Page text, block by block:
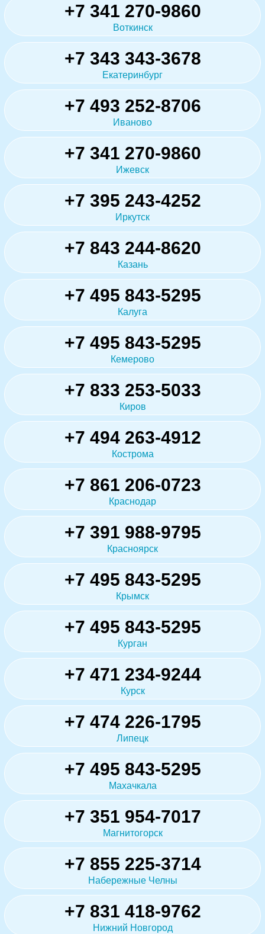
+7 341 270-9860
Воткинск
+7 343 343-3678
Екатеринбург
+7 493 252-8706
Иваново
+7 341 270-9860
Ижевск
+7 395 243-4252
Иркутск
+7 843 244-8620
Казань
+7 495 843-5295
Калуга
+7 495 843-5295
Кемерово
+7 833 253-5033
Киров
+7 494 263-4912
Кострома
+7 861 206-0723
Краснодар
+7 391 988-9795
Красноярск
+7 495 843-5295
Крымск
+7 495 843-5295
Курган
+7 471 234-9244
Курск
+7 474 226-1795
Липецк
+7 495 843-5295
Махачкала
+7 351 954-7017
Магнитогорск
+7 855 225-3714
Набережные Челны
+7 831 418-9762
Нижний Новгород